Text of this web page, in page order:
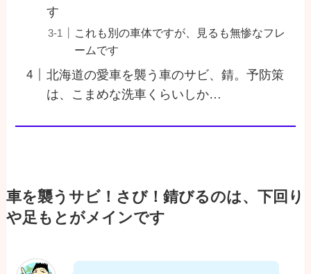
す
これも別の車体ですが、見るも無惨なフレ
ームです
北海道の愛車を襲う車のサビ、錆。予防策
は、こまめな洗車くらいしか…
車を襲うサビ！さび！錆びるのは、下回り
や足もとがメインです